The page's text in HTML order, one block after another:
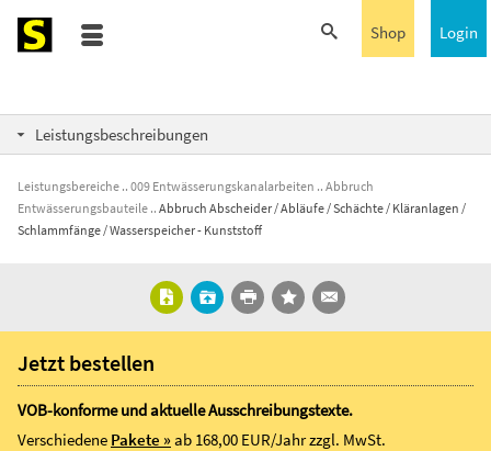
Login
Shop
Leistungsbeschreibungen
Leistungsbereiche 009 Entwässerungskanalarbeiten
Abbruch
Entwässerungsbauteile
Abbruch Abscheider / Abläufe / Schächte / Kläranlagen /
Schlammfänge / Wasserspeicher - Kunststoff
Jetzt bestellen
VOB-konforme und aktuelle Ausschreibungstexte.
Verschiedene Pakete »ab 168,00 EUR/Jahrzzgl. MwSt.